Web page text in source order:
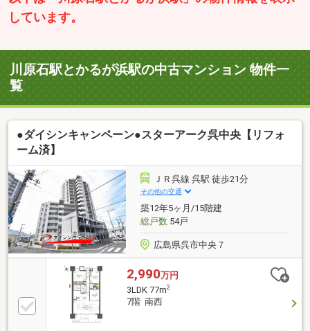
しています。
川原石駅とかるが浜駅の中古マンション 物件一
覧
●ダイシンキャンペーン●スターアーク呉中央【リフォ
ーム済】
ＪＲ呉線 呉駅 徒歩21分
その他の交通
築12年5ヶ月/15階建
総戸数54戸
広島県呉市中央７
2,990万円
3LDK 77m2
7階 南西